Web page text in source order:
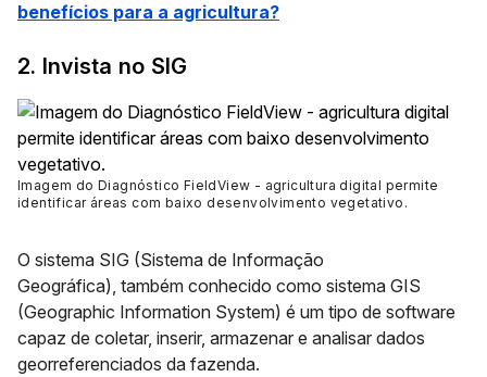
benefícios para a agricultura?
2. Invista no SIG
Imagem do Diagnóstico FieldView - agricultura digital permite
identificar áreas com baixo desenvolvimento vegetativo .
O sistema SIG (Sistema de Informação
Geográfica), também conhecido como sistema GIS
(Geographic Information System) é um tipo de software
capaz de coletar, inserir, armazenar e analisar dados
georreferenciados da fazenda.